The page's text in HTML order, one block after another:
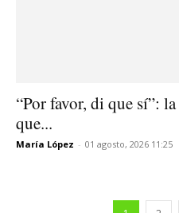
“Por favor, di que sí”:
que...
María López - 01 agosto, 2026 11:25